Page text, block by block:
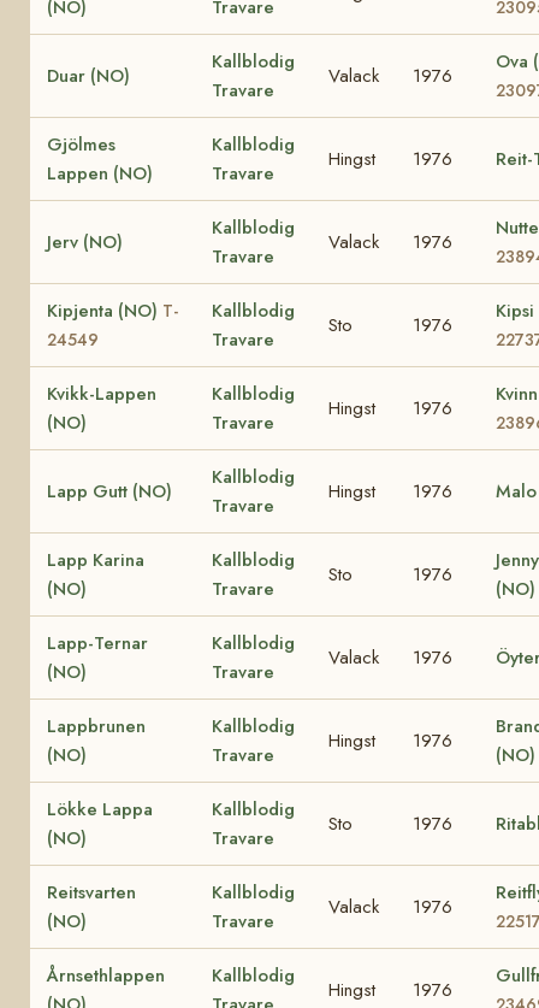
(NO) Travare
Duar (NO)
Kallblodig
Travare
Valack 1976
Ova
Gjölmes
Lappen (NO)
Kallblodig
Travare
Hingst 1976
Jerv (NO)
Kallblodig
Travare
Valack 1976
Kipjenta (NO) T-
24549
Kallblodig
Travare
Sto 1976
Kvikk-Lappen
(NO)
Kallblodig
Travare
Hingst 1976
Lapp Gutt (NO)
Kallblodig
Travare
Hingst 1976
Lapp Karina
(NO)
Kallblodig
Travare
Sto 1976
(NO)
Lapp-Ternar
(NO)
Kallblodig
Travare
Valack 1976
Lappbrunen
(NO)
Kallblodig
Travare
Hingst 1976
(NO)
Lökke Lappa
(NO)
Kallblodig
Travare
Sto 1976
Reitsvarten
(NO)
Kallblodig
Travare
Valack 1976
Årnsethlappen
Kallblodig
Hingst 1976